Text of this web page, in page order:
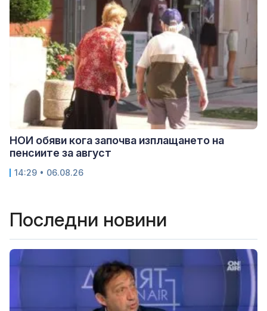
НОИ обяви кога започва изплащането на
пенсиите за август
14:29 • 06.08.26
Последни новини